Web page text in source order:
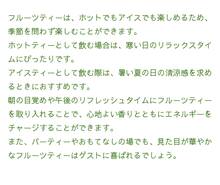
フルーツティーは、ホットでもアイスでも楽しめるため、
季節を問わず楽しむことができます。
ホットティーとして飲む場合は、寒い日のリラックスタイ
ムにぴったりです。
アイスティーとして飲む際は、暑い夏の日の清涼感を求め
るときにおすすめです。
朝の目覚めや午後のリフレッシュタイムにフルーツティー
を取り入れることで、心地よい香りとともにエネルギーを
チャージすることができます。
また、パーティーやおもてなしの場でも、見た目が華やか
なフルーツティーはゲストに喜ばれるでしょう。